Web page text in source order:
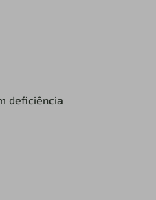
deficiência